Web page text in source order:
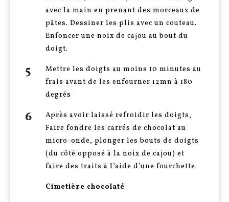
avec la main en prenant des morceaux de
pâtes. Dessiner les plis avec un couteau.
Enfoncer une noix de cajou au bout du
doigt.
Mettre les doigts au moins 10 minutes au
frais avant de les enfourner 12mn à 180
degrés
Après avoir laissé refroidir les doigts,
Faire fondre les carrés de chocolat au
micro-onde, plonger les bouts de doigts
(du côté opposé à la noix de cajou) et
faire des traits à l’aide d’une fourchette.
Cimetière chocolaté